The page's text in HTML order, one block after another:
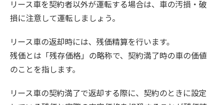
リース車を契約者以外が運転する場合は、車の汚損・破
損に注意して運転しましょう。
リース車の返却時には、残価精算を行います。
残価とは「残存価格」の略称で、契約満了時の車の価値
のことを指します。
リース車の契約満了で返却する際に、契約のときに設定